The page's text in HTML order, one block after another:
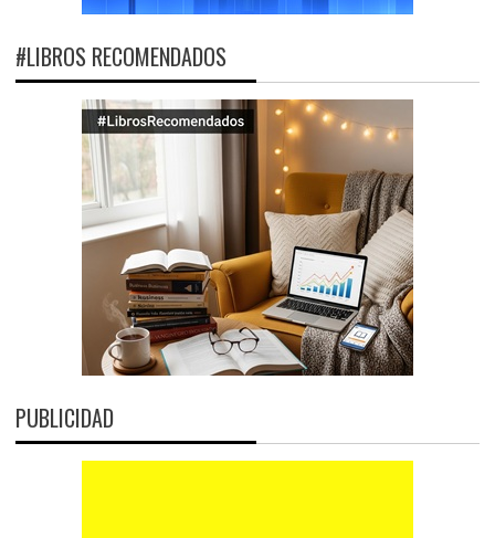
#LIBROS RECOMENDADOS
PUBLICIDAD